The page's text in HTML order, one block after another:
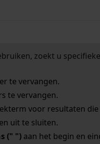
zoekt u
te vervangen.
te vervangen.
voor resultaten die
uit te sluiten.
(" ")aan het begin en